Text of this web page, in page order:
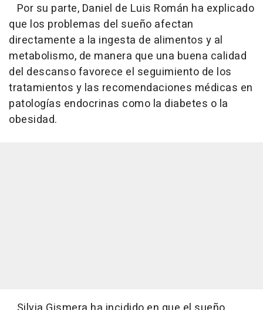
Por su parte, Daniel de Luis Román ha explicado
que los problemas del sueño afectan
directamente a la ingesta de alimentos y al
metabolismo, de manera que una buena calidad
del descanso favorece el seguimiento de los
tratamientos y las recomendaciones médicas en
patologías endocrinas como la diabetes o la
obesidad.